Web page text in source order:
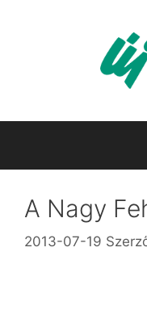
A Nagy
2013-07-19